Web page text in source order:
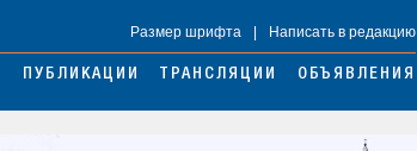
Размер шрифта Написать в редакцию
ПУБЛИКАЦИИ ТРАНСЛЯЦИИ ОБЪЯВЛЕНИЯ